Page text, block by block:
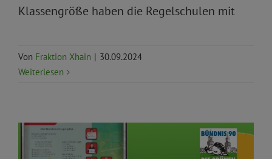
Klassengröße haben die Regelschulen mit
Von Fraktion Xhain | 30.09.2024
Weiterlesen